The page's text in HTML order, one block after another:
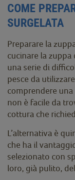
COME
SURGELATA
Preparare la
cucinare la
una serie di
pesce da
comprendere
non è facile da
cottura che
L’alternativa è
che ha il
selezionato con
loro, già pulito,